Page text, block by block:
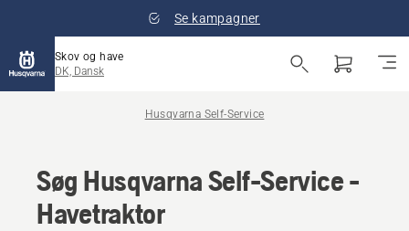
Se kampagner
Skov og have
DK, Dansk
Husqvarna Self-Service
Søg Husqvarna Self-Service -
Havetraktor